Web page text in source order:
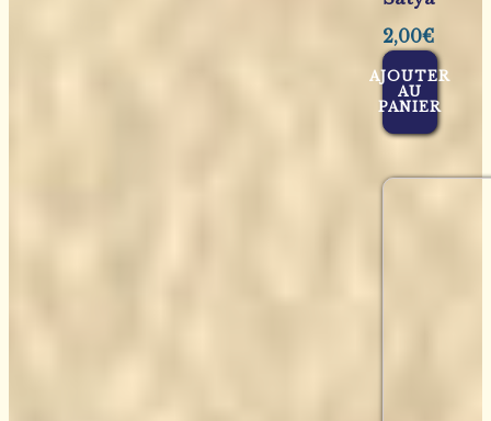
2,00€
AJOUTER
AU
PANIER